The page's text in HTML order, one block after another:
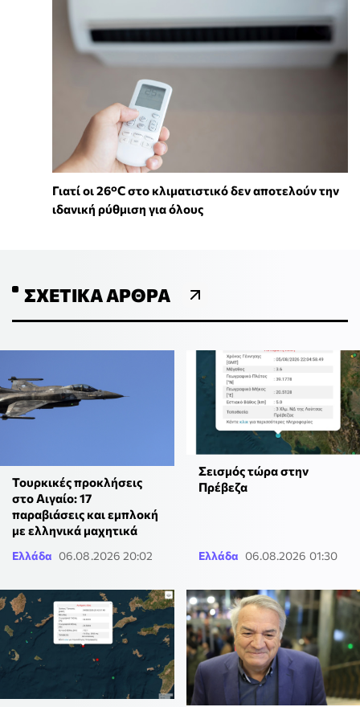
Γιατί οι 26°C στο κλιματιστικό δεν αποτελούν την
ιδανική ρύθμιση για όλους
ΣΧΕΤΙΚΆ ΆΡΘΡΑ
Τουρκικές προκλήσεις
στο Αιγαίο: 17
παραβιάσεις και εμπλοκή
με ελληνικά μαχητικά
Ελλάδα 06.08.2026 20:02
Σεισμός τώρα στην
Πρέβεζα
Ελλάδα 06.08.2026 01:30